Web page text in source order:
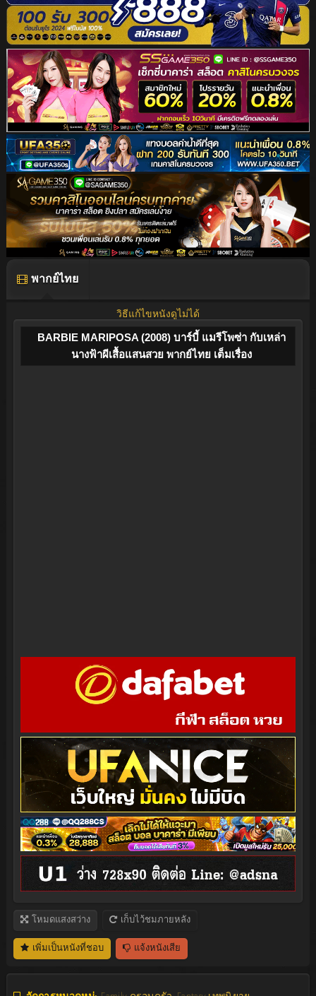
พากย์ไทย
วิธีแก้ไขหนังดูไม่ได้
BARBIE MARIPOSA (2008) บาร์บี้ แมรีโพซ่า กับเหล่า
นางฟ้าผีเสื้อแสนสวย พากย์ไทย เต็มเรื่อง
โหมดแสงสว่าง เก็บไว้ชมภายหลัง
เพิ่มเป็นหนังที่ชอบ แจ้งหนังเสีย